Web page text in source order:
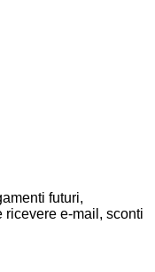
futuri,
e-mail, sconti